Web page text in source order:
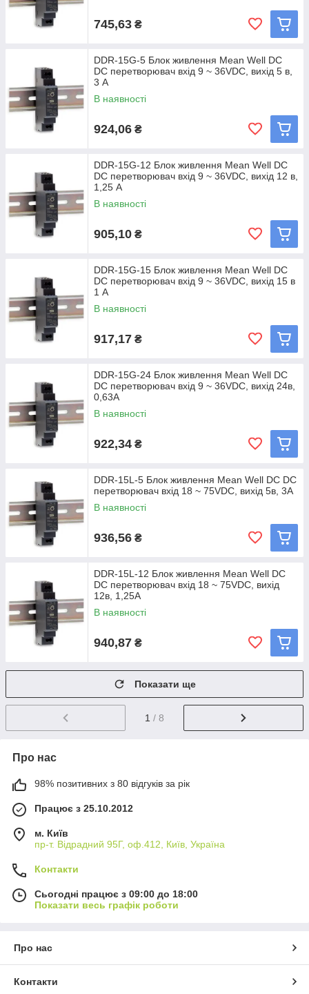
745,63 ₴
DDR-15G-5 Блок живлення Mean Well DC
DC перетворювач вхід 9 ~ 36VDC, вихід 5 в,
3 A
В наявності
924,06 ₴
DDR-15G-12 Блок живлення Mean Well DC
DC перетворювач вхід 9 ~ 36VDC, вихід 12 в,
1,25 A
В наявності
905,10 ₴
DDR-15G-15 Блок живлення Mean Well DC
DC перетворювач вхід 9 ~ 36VDC, вихід 15 в
1 A
В наявності
917,17 ₴
DDR-15G-24 Блок живлення Mean Well DC
DC перетворювач вхід 9 ~ 36VDC, вихід 24в,
0,63A
В наявності
922,34 ₴
DDR-15L-5 Блок живлення Mean Well DC DC
перетворювач вхід 18 ~ 75VDC, вихід 5в, 3A
В наявності
936,56 ₴
DDR-15L-12 Блок живлення Mean Well DC
DC перетворювач вхід 18 ~ 75VDC, вихід
12в, 1,25A
В наявності
940,87 ₴
Показати ще
1 / 8
Про нас
98% позитивних з 80 відгуків за рік
Працює з 25.10.2012
м. Київ
пр-т. Відрадний 95Г, оф.412, Київ, Україна
Контакти
Сьогодні працює з 09:00 до 18:00
Показати весь графік роботи
Про нас
Контакти